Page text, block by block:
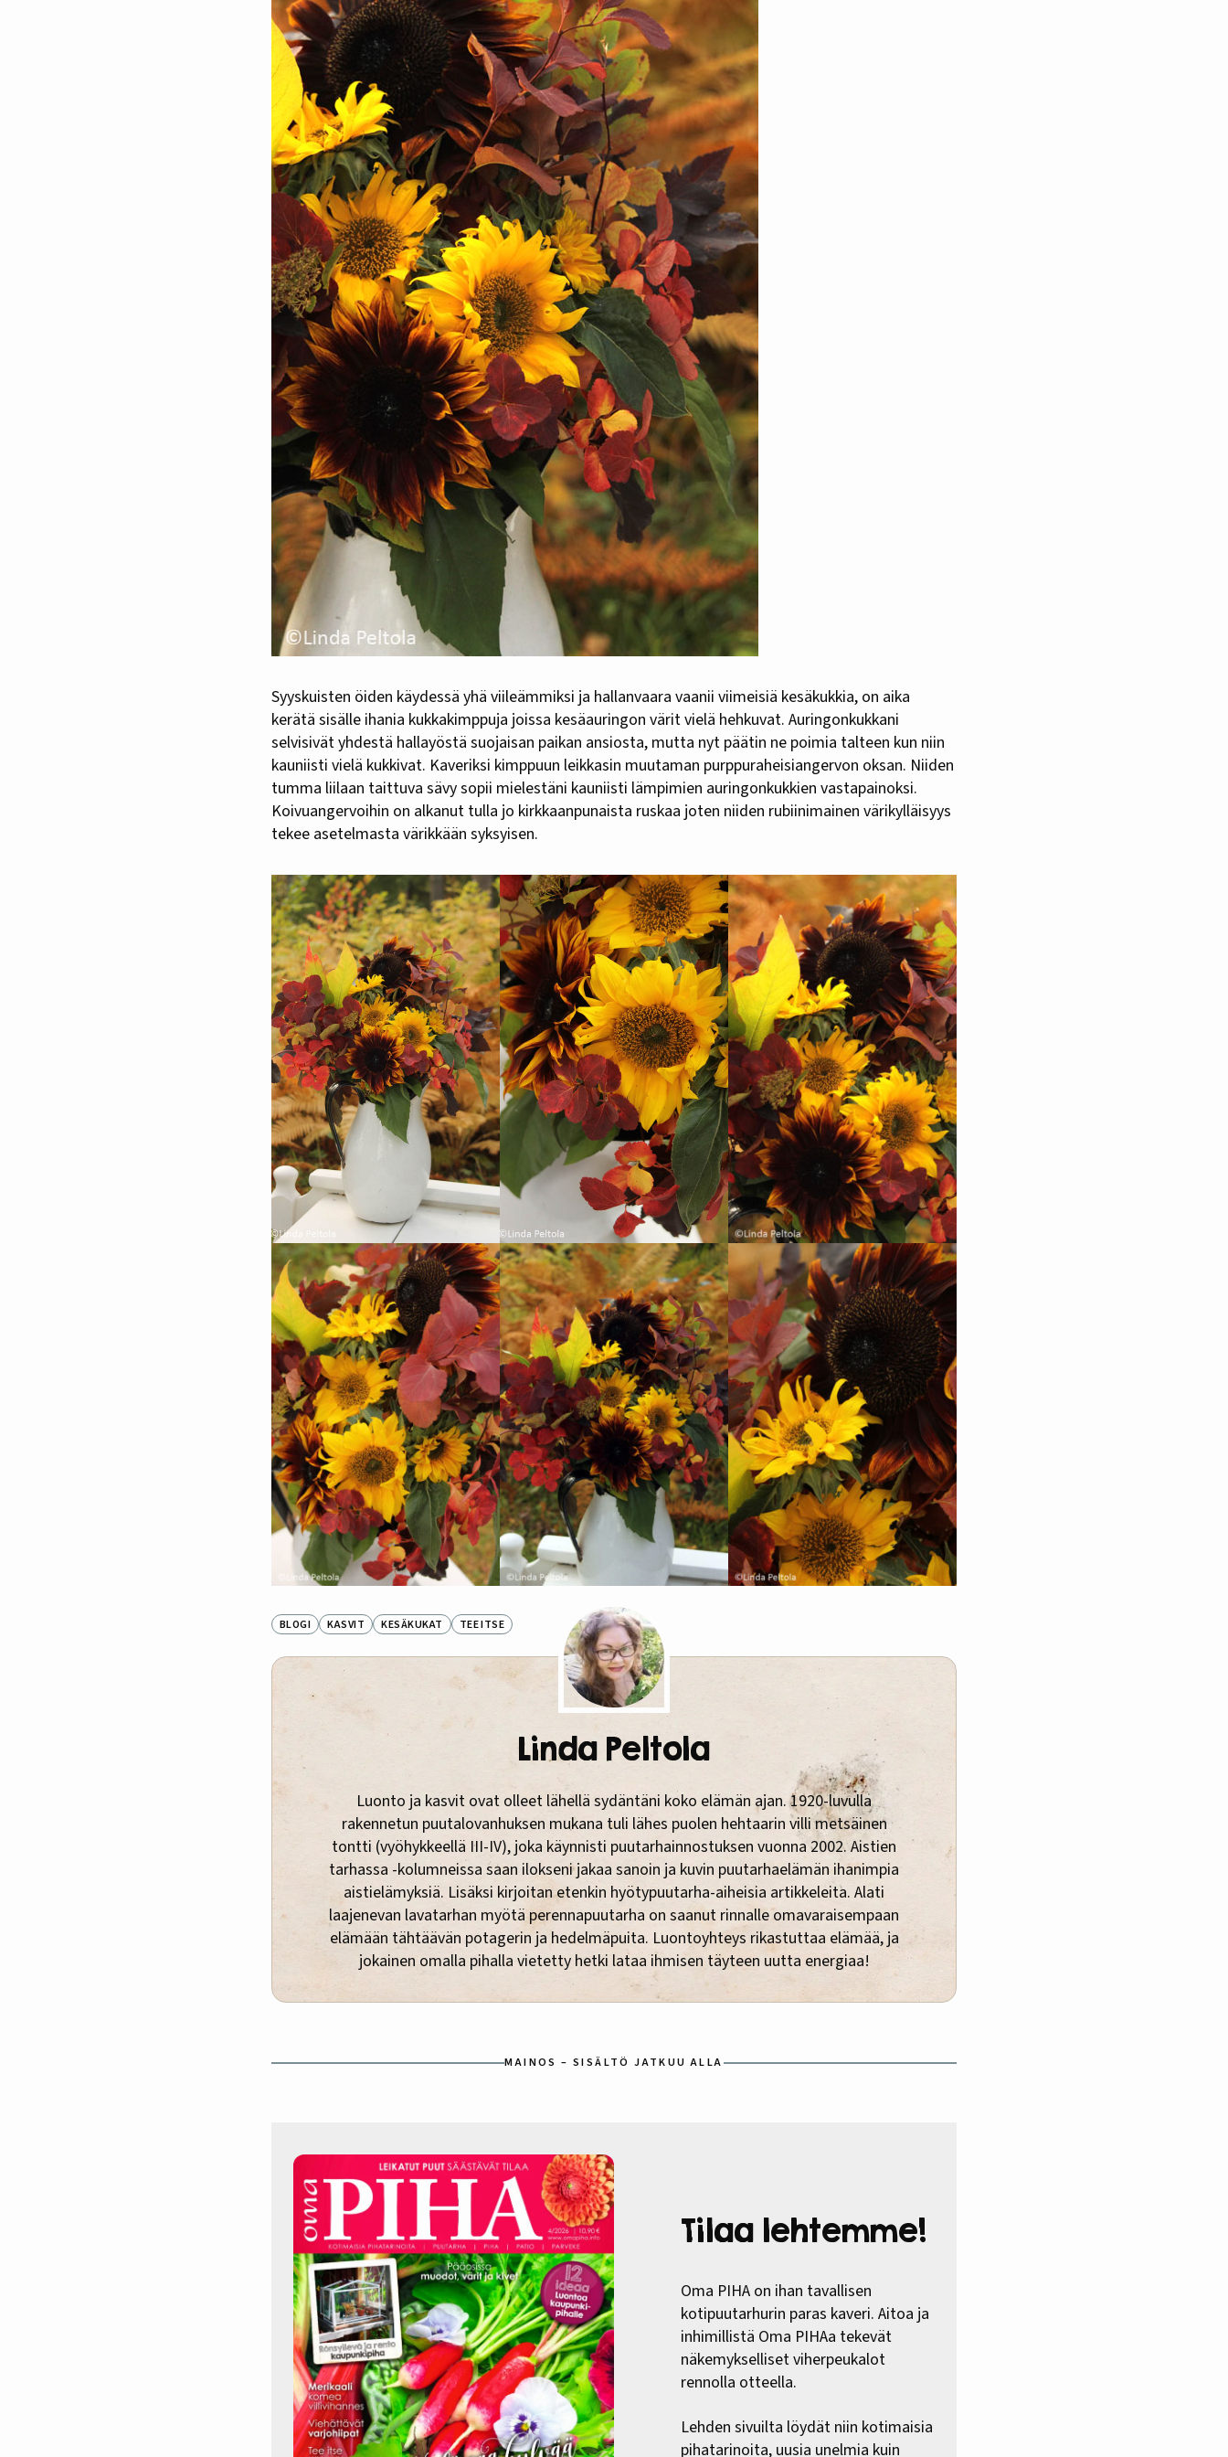
Syyskuisten öiden käydessä yhä viileämmiksi ja hallanvaara vaanii viimeisiä kesäkukkia, on aika
kerätä sisälle ihania kukkakimppuja joissa kesäauringon värit vielä hehkuvat. Auringonkukkani
selvisivät yhdestä hallayöstä suojaisan paikan ansiosta, mutta nyt päätin ne poimia talteen kun niin
kauniisti vielä kukkivat. Kaveriksi kimppuun leikkasin muutaman purppuraheisiangervon oksan. Niiden
tumma liilaan taittuva sävy sopii mielestäni kauniisti lämpimien auringonkukkien vastapainoksi.
Koivuangervoihin on alkanut tulla jo kirkkaanpunaista ruskaa joten niiden rubiinimainen värikylläisyys
tekee asetelmasta värikkään syksyisen.
BLOGI KASVIT KESÄKUKAT TEE ITSE
Linda Peltola
Luonto ja kasvit ovat olleet lähellä sydäntäni koko elämän ajan. 1920-luvulla
rakennetun puutalovanhuksen mukana tuli lähes puolen hehtaarin villi metsäinen
tontti (vyöhykkeellä III-IV), joka käynnisti puutarhainnostuksen vuonna 2002. Aistien
tarhassa -kolumneissa saan ilokseni jakaa sanoin ja kuvin puutarhaelämän ihanimpia
aistielämyksiä. Lisäksi kirjoitan etenkin hyötypuutarha-aiheisia artikkeleita. Alati
laajenevan lavatarhan myötä perennapuutarha on saanut rinnalle omavaraisempaan
elämään tähtäävän potagerin ja hedelmäpuita. Luontoyhteys rikastuttaa elämää, ja
jokainen omalla pihalla vietetty hetki lataa ihmisen täyteen uutta energiaa!
MAINOS – SISÄLTÖ JATKUU ALLA
Tilaa lehtemme!
Oma PIHA on ihan tavallisen
kotipuutarhurin paras kaveri. Aitoa ja
inhimillistä Oma PIHAa tekevät
näkemykselliset viherpeukalot
rennolla otteella.
Lehden sivuilta löydät niin kotimaisia
pihatarinoita, uusia unelmia kuin